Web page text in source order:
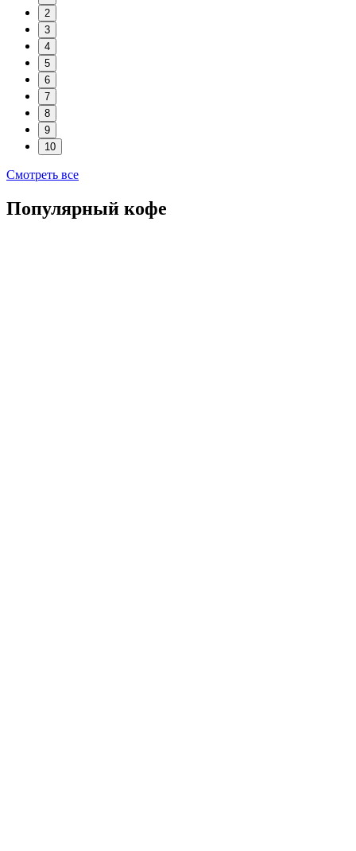
2
3
4
5
6
7
8
9
10
Смотреть все
Популярный кофе